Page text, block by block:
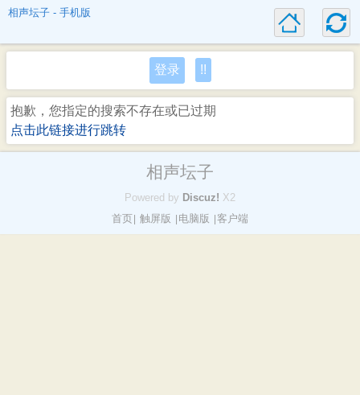
相声坛子 - 手机版
登录 !!
抱歉，您指定的搜索不存在或已过期
点击此链接进行跳转
相声坛子
Powered by Discuz! X2
首页 触屏版 电脑版 客户端